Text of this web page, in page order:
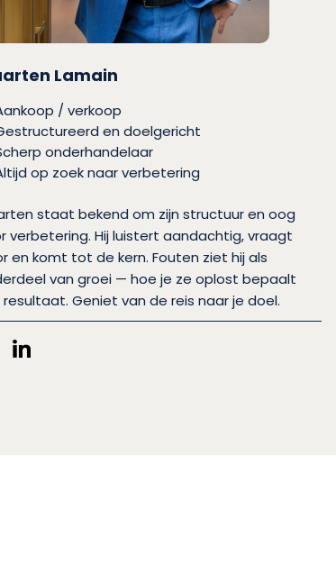
Lamain
/ verkoop
en doelgericht
onderhandelaar
op zoek naar verbetering
staat bekend om zijn structuur en oog
verbetering. Hij luistert aandachtig, vraagt
en komt tot de kern. Fouten ziet hij als
van groei — hoe je ze oplost bepaalt
Geniet van de reis naar je doel.